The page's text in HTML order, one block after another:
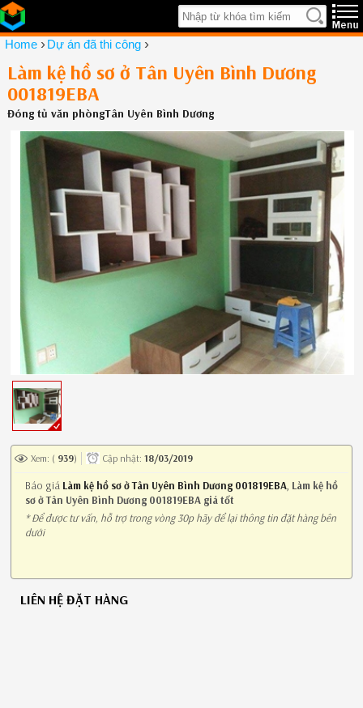
Home ›Dự án đã thi công ›
Làm kệ hồ sơ ở Tân Uyên Bình Dương
001819EBA
Đóng tủ văn phòngTân Uyên Bình Dương
Xem: ( 939) Cập nhật: 18/03/2019
Báo giá Làm kệ hồ sơ ở Tân Uyên Bình Dương 001819EBA, Làm kệ hồ
sơ ở Tân Uyên Bình Dương 001819EBA giá tốt
* Để được tư vấn, hỗ trợ trong vòng 30p hãy để lại thông tin đặt hàng bên
dưới
LIÊN HỆ ĐẶT HÀNG